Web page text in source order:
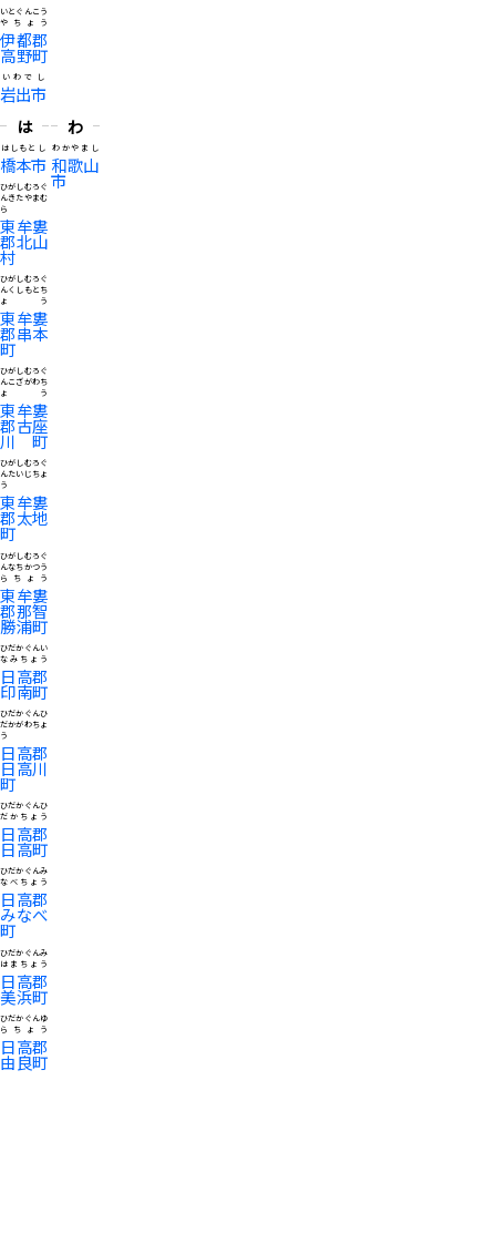
伊都郡
高野町
いとぐんこう
やちょう
岩出市
いわでし
は
橋本市
はしもとし
東牟婁
郡北山
村
ひがしむろぐ
んきたやまむ
ら
東牟婁
郡串本
町
ひがしむろぐ
んくしもとち
ょう
東牟婁
郡古座
川町
ひがしむろぐ
んこざがわち
ょう
東牟婁
郡太地
町
ひがしむろぐ
んたいじちょ
う
東牟婁
郡那智
勝浦町
ひがしむろぐ
んなちかつう
らちょう
日高郡
印南町
ひだかぐんい
なみちょう
日高郡
日高川
町
ひだかぐんひ
だかがわちょ
う
日高郡
日高町
ひだかぐんひ
だかちょう
日高郡
みなべ
町
ひだかぐんみ
なべちょう
日高郡
美浜町
ひだかぐんみ
はまちょう
日高郡
由良町
ひだかぐんゆ
らちょう
わ
和歌山
市
わかやまし